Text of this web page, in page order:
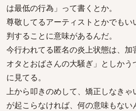
は最低の行為」って書くとか。
尊敬してるアーティストとかでも
判することに意味があるんだ。
今行われてる匿名の炎上状態は、加
オタとおばさんの大騒ぎ」としか
に見てる。
上から叩きのめして、矯正しなき
が起こらなければ、何の意味もな